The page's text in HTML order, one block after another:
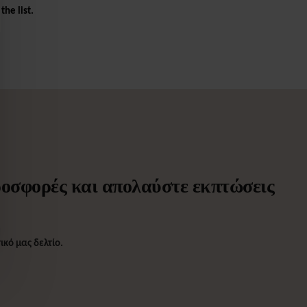
the list.
και απολαύστε εκπτώσεις
μας δελτίο.